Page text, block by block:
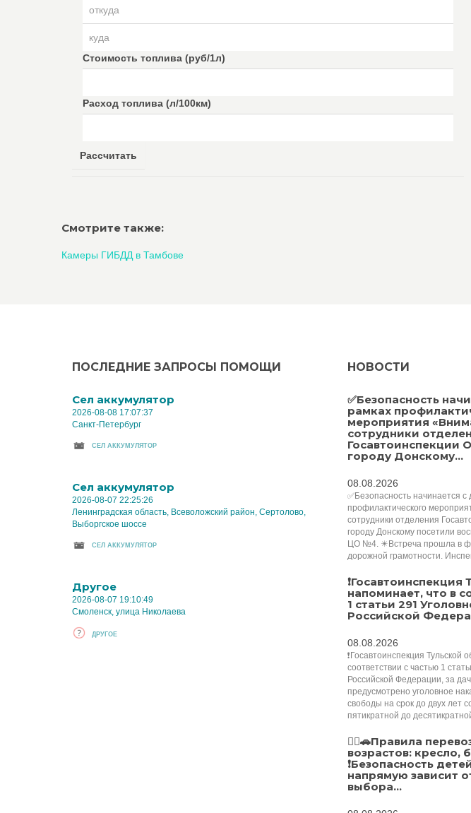
Стоимость топлива (руб/1л)
Расход топлива (л/100км)
Рассчитать
Смотрите также:
Камеры ГИБДД в Тамбове
ПОСЛЕДНИЕ ЗАПРОСЫ ПОМОЩИ
Cел аккумулятор
2026-08-08 17:07:37
Санкт-Петербург
CЕЛ АККУМУЛЯТОР
Cел аккумулятор
2026-08-07 22:25:26
Ленинградская область, Всеволожский район, Сертолово,
Выборгское шоссе
CЕЛ АККУМУЛЯТОР
Другое
2026-08-07 19:10:49
Смоленск, улица Николаева
ДРУГОЕ
НОВОСТИ
✅Безопасность
рамках
мероприятия
сотрудники
Госавтоинспекции
городу Донскому...
08.08.2026
✅Безопасность начинается с
профилактического
сотрудники отделения
городу Донскому посетили
ЦО №4. ☀Встреча прошла в
дорожной грамотности.
напоминает, что в
1 статьи 291
Российской
08.08.2026
❗Госавтоинспекция Тульской
соответствии с частью 1
Российской Федерации, за
предусмотрено уголовное
свободы на срок до двух лет
пятикратной до
👮‍♂️🚗Правила
возрастов: кресло,
❗️Безопасность
напрямую зависит
выбора...